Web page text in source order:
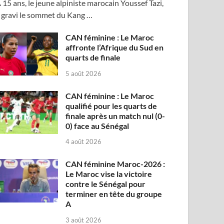
15 ans, le jeune alpiniste marocain Youssef Tazi,
gravi le sommet du Kang …
CAN féminine : Le Maroc
affronte l’Afrique du Sud en
quarts de finale
5 août 2026
CAN féminine : Le Maroc
qualifié pour les quarts de
finale après un match nul (0-
0) face au Sénégal
4 août 2026
CAN féminine Maroc-2026 :
Le Maroc vise la victoire
contre le Sénégal pour
terminer en tête du groupe
A
3 août 2026